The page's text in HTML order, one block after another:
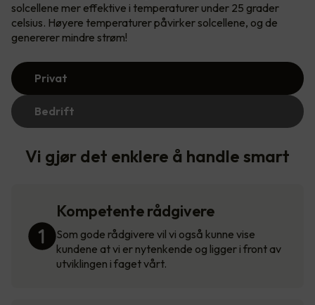
solcellene mer effektive i temperaturer under 25 grader
celsius. Høyere temperaturer påvirker solcellene, og de
genererer mindre strøm!
Privat
Bedrift
Vi gjør det enklere å handle smart
Kompetente rådgivere
Som gode rådgivere vil vi også kunne vise
kundene at vi er nytenkende og ligger i front av
utviklingen i faget vårt.